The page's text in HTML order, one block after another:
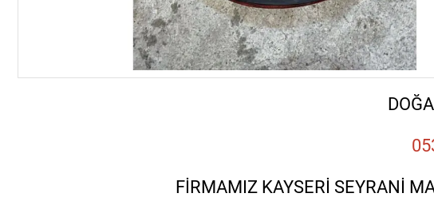
FİRMAMIZ KAYSERİ SEYRANİ